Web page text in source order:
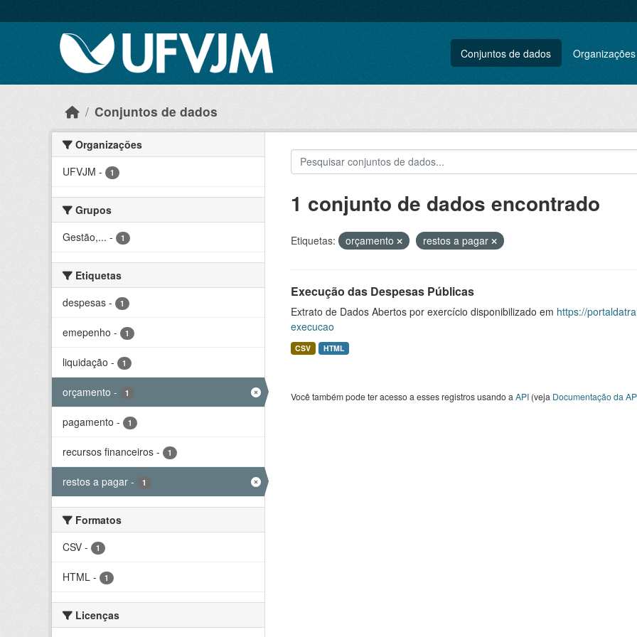
Conjuntos de dados Organizações
Conjuntos de dados
Organizações
UFVJM - 1
Grupos
Gestão,... - 1
Etiquetas
despesas - 1
emepenho - 1
liquidação - 1
orçamento - 1
pagamento - 1
recursos financeiros - 1
restos a pagar - 1
Formatos
CSV - 1
HTML - 1
Licenças
1 conjunto de dados encontrado
Etiquetas: orçamento restos a pagar
Execução das Despesas Públicas
Extrato de Dados Abertos por exercício disponibilizado em https://
execucao
CSV HTML
Você também pode ter acesso a esses registros usando a API(veja Documentação da